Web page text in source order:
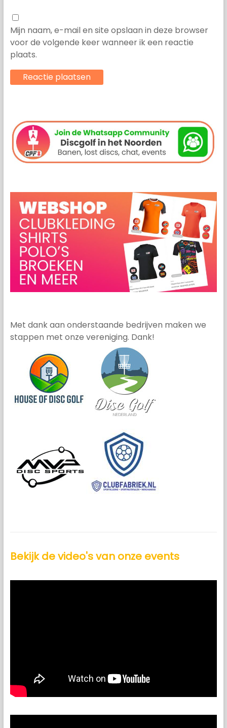
Mijn naam, e-mail en site opslaan in deze browser
voor de volgende keer wanneer ik een reactie
plaats.
Met dank aan onderstaande bedrijven maken we
stappen met onze vereniging. Dank!
Bekijk de video's van onze events